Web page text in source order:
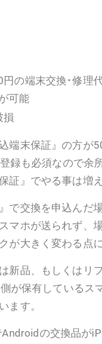
円の端末交換･修理
可能
損
端末保証』の方が
録も必須なので余
証』でやる事は増
で交換を申込んだ
マホが送られず、
が大きく変わる点
新品、もしくはリ
が保有しているス
ます。
の交換品が